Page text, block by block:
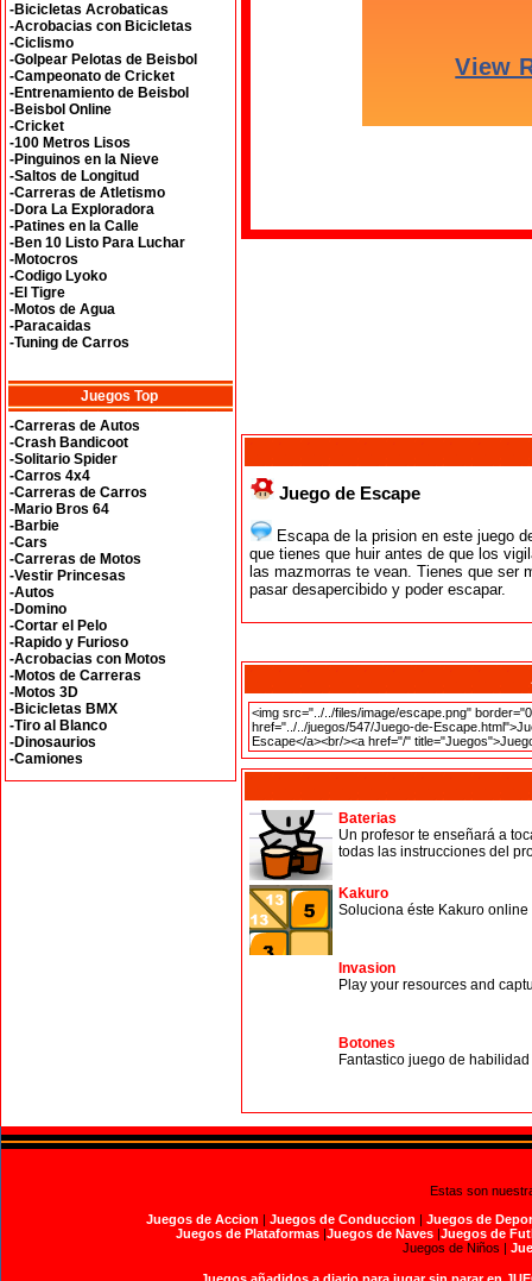
-Bicicletas Acrobaticas
-Acrobacias con Bicicletas
-Ciclismo
-Golpear Pelotas de Beisbol
-Campeonato de Cricket
-Entrenamiento de Beisbol
-Beisbol Online
-Cricket
-100 Metros Lisos
-Pinguinos en la Nieve
-Saltos de Longitud
-Carreras de Atletismo
-Dora La Exploradora
-Patines en la Calle
-Ben 10 Listo Para Luchar
-Motocros
-Codigo Lyoko
-El Tigre
-Motos de Agua
-Paracaidas
-Tuning de Carros
Juegos Top
-Carreras de Autos
-Crash Bandicoot
-Solitario Spider
-Carros 4x4
-Carreras de Carros
-Mario Bros 64
-Barbie
-Cars
-Carreras de Motos
-Vestir Princesas
-Autos
-Domino
-Cortar el Pelo
-Rapido y Furioso
-Acrobacias con Motos
-Motos de Carreras
-Motos 3D
-Bicicletas BMX
-Tiro al Blanco
-Dinosaurios
-Camiones
Juego de Escape
Escapa de la prision en este juego
que tienes que huir antes de que los
las mazmorras te vean. Tienes que ser
pasar desapercibido y poder escapar.
Baterias
Un profesor te enseñará a
todas las instrucciones del
Kakuro
Soluciona éste Kakuro
Invasion
Play your resources and
Botones
Fantastico juego de
Estas son
Juegos de Accion | Juegos de Conduccion | Juegos de
Juegos de Plataformas|Juegos de Naves|Juegos de
Juegos de Niños |